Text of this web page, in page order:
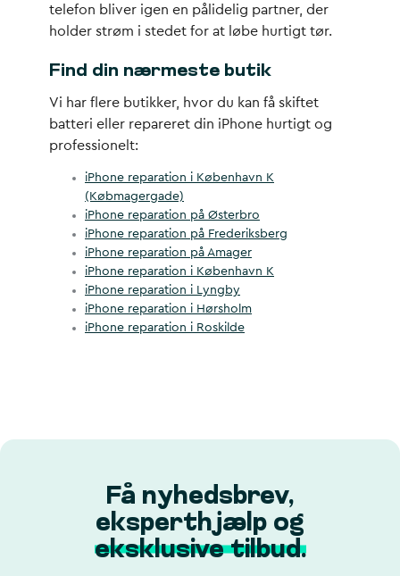
telefon bliver igen en pålidelig partner, der
holder strøm i stedet for at løbe hurtigt tør.
Find din nærmeste butik
Vi har flere butikker, hvor du kan få skiftet
batteri eller repareret din iPhone hurtigt og
professionelt:
iPhone reparation i København K
(Købmagergade)
iPhone reparation på Østerbro
iPhone reparation på Frederiksberg
iPhone reparation på Amager
iPhone reparation i København K
iPhone reparation i Lyngby
iPhone reparation i Hørsholm
iPhone reparation i Roskilde
Få nyhedsbrev,
eksperthjælp og
eksklusive tilbud.